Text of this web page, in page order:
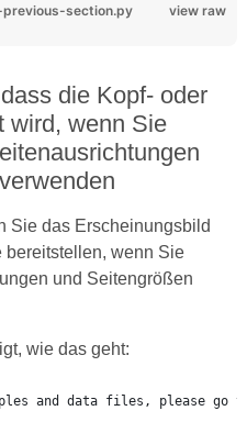
view raw
section.py
die Kopf- oder
wird, wenn Sie
Sie das Erscheinungsbild
wenn Sie
und Seitengrößen
wie das geht: